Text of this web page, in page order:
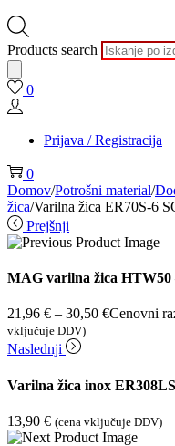
Products search
0
Prijava / Registracija
0
Domov/Potrošni material/
žica/Varilna žica ER70S-6
Prejšnji
MAG varilna žica HTW50
21,96 € – 30,50 €Cenovni
vključuje DDV)
Naslednji
Varilna žica inox
13,90 € (cena vključuje DDV)